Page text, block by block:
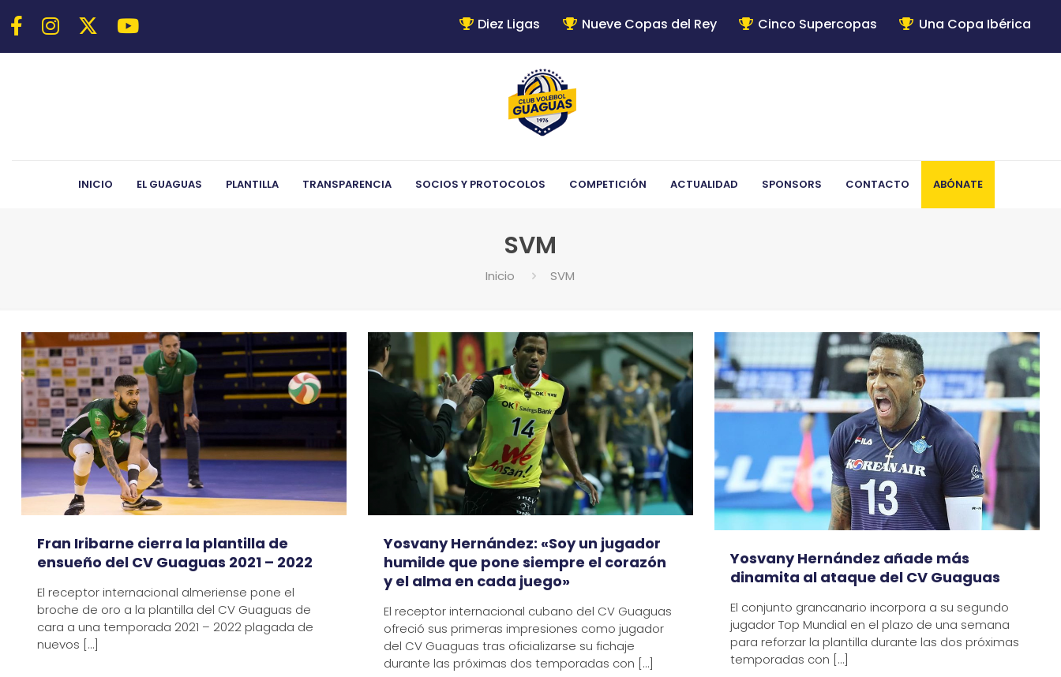
Diez Ligas Nueve Copas del Rey Cinco Supercopas Una Copa Ibérica
INICIO EL GUAGUAS PLANTILLA TRANSPARENCIA SOCIOS Y PROTOCOLOS COMPETICIÓN ACTUALIDAD SPONSORS CONTACTO ABÓNATE
SVM
Inicio SVM
Fran Iribarne cierra la plantilla de
ensueño del CV Guaguas 2021 – 2022
El receptor internacional almeriense pone el
broche de oro a la plantilla del CV Guaguas de
cara a una temporada 2021 – 2022 plagada de
nuevos […]
Yosvany Hernández: «Soy un jugador
humilde que pone siempre el corazón
y el alma en cada juego»
El receptor internacional cubano del CV Guaguas
ofreció sus primeras impresiones como jugador
del CV Guaguas tras oficializarse su fichaje
durante las próximas dos temporadas con […]
Yosvany Hernández añade más
dinamita al ataque del CV Guaguas
El conjunto grancanario incorpora a su segundo
jugador Top Mundial en el plazo de una semana
para reforzar la plantilla durante las dos próximas
temporadas con […]